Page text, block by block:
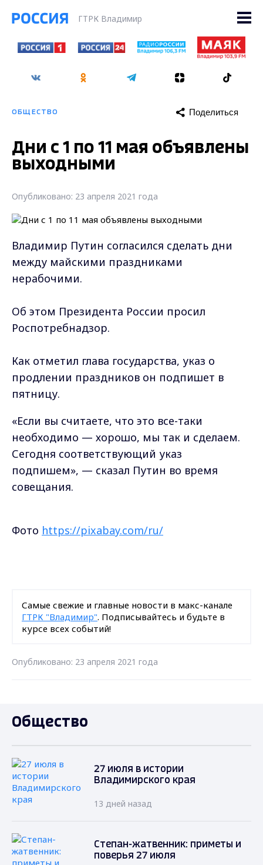
ГТРК Владимир
ОБЩЕСТВО Поделиться
Дни с 1 по 11 мая объявлены
выходными
Опубликовано: 23 апреля 2021 года
Владимир Путин согласился сделать дни
между майскими праздниками
нерабочими.
Об этом Президента России просил
Роспотребнадзор.
Как отметил глава государства, указ о
продлении праздников он подпишет в
пятницу.
«Если вы считаете, что это все-таки
необходимо — хорошо, мы так и сделаем.
Сегодня соответствующий указ
подпишем», — сказал Путин во время
совещания.
Фото https://pixabay.com/ru/
Самые свежие и главные новости в макс-канале
ГТРК "Владимир". Подписывайтесь и будьте в
курсе всех событий!
Опубликовано: 23 апреля 2021 года
Общество
27 июля в истории
Владимирского края
13 дней назад
Степан-жатвенник: приметы и
поверья 27 июля